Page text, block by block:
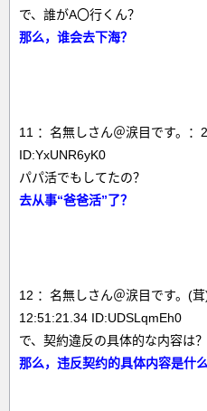
で、誰がA〇行くん？
那么，谁会去下海？
11 ：名無しさん＠涙目です。
ID:YxUNR6yK0
パパ活でもしてたの？
去从事“爸爸活”了？
12 ：名無しさん＠涙目です。(
12:51:21.34 ID:UDSLqmEh0
で、契約違反の具体的な内容は？
那么，违反契约的具体内容是什么